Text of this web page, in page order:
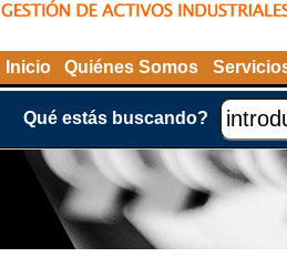
Inicio Quiénes Somos
Qué estás buscando?